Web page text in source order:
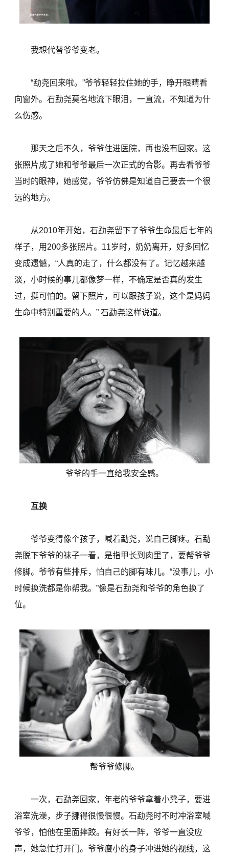
我想代替爷爷变老。
“勐尧回来啦。”爷爷轻轻拉住她的手，睁开眼睛看
向窗外。石勐尧莫名地流下眼泪，一直流，不知道为什
么伤感。
那天之后不久，爷爷住进医院，再也没有回家。这
张照片成了她和爷爷最后一次正式的合影。再去看爷爷
当时的眼神，她感觉，爷爷仿佛是知道自己要去一个很
远的地方。
从2010年开始，石勐尧留下了爷爷生命最后七年的
样子，用200多张照片。11岁时，奶奶离开，好多回忆
变成遗憾，“人真的走了，什么都没有了。记忆越来越
淡，小时候的事儿都像梦一样，不确定是否真的发生
过，挺可怕的。留下照片，可以跟孩子说，这个是妈妈
生命中特别重要的人。” 石勐尧这样说道。
爷爷的手一直给我安全感。
互换
爷爷变得像个孩子，喊着勐尧，说自己脚疼。石勐
尧脱下爷爷的袜子一看，是指甲长到肉里了，要帮爷爷
修脚。爷爷有些排斥，怕自己的脚有味儿。“没事儿，小
时候换洗都是你帮我。”像是石勐尧和爷爷的角色换了
位。
帮爷爷修脚。
一次，石勐尧回家，年老的爷爷拿着小凳子，要进
浴室洗澡，步子挪得很慢很慢。石勐尧时不时冲浴室喊
爷爷，怕他在里面摔跤。有好长一阵，爷爷一直没应
声，她急忙打开门。爷爷瘦小的身子冲进她的视线，这